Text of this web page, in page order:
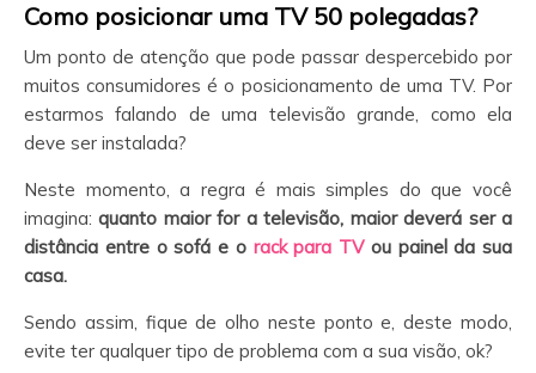
Como posicionar uma TV 50 polegadas?
Um ponto de atenção que pode passar despercebido por
muitos consumidores é o posicionamento de uma TV. Por
estarmos falando de uma televisão grande, como ela
deve ser instalada?
Neste momento, a regra é mais simples do que você
imagina:quanto maior for a televisão, maior deverá ser a
distância entre o sofá e o rack para TVou painel da sua
casa.
Sendo assim, fique de olho neste ponto e, deste modo,
evite ter qualquer tipo de problema com a sua visão, ok?